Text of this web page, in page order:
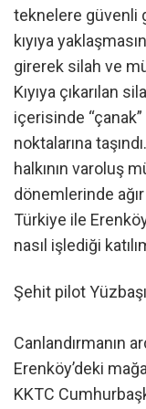
teknelere güvenli
kıyıya
girerek silah ve
Kıyıya çıkarılan
içerisinde
noktalarına
halkının varoluş
dönemlerinde
Türkiye ile
nasıl işlediği
Şehit pilot
Canlandırmanın
Erenköy’deki
KKTC